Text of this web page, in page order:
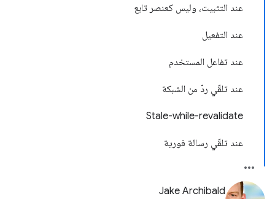
عند التثبيت، وليس كعنصر تابع
عند التفعيل
عند تفاعل المستخدم
عند تلقّي ردّ من الشبكة
Stale-while-revalidate
عند تلقّي رسالة فورية
Jake Archibald